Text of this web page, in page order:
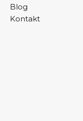
Blog
Kontakt